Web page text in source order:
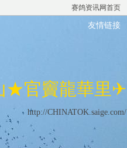
赛鸽资讯网首页
友情链接
★官竇龍華里✈
http://CHINATOK.saige.com/